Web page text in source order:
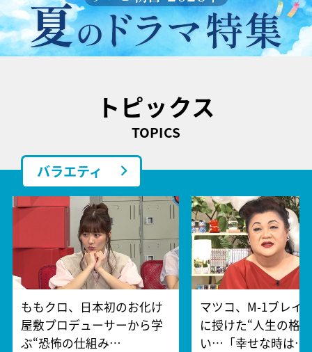
トピックス
TOPICS
バラエティ
ももクロ、日本初のお化け
屋敷プロデューサーから学
ぶ“恐怖の仕組み…
マツコ、M-1ブレイ
に授けた“人生の格
い…「幸せな時は…